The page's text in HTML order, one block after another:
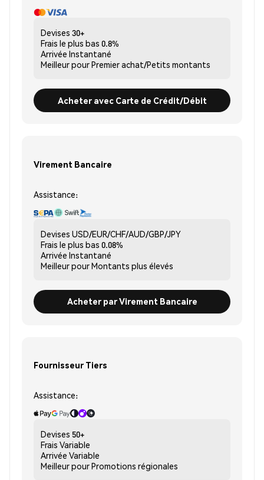
Devises 30+
Frais le plus bas 0.8%
Arrivée Instantané
Meilleur pourPremier achat/Petits montants
Acheter avec Carte de Crédit/Débit
Virement Bancaire
Assistance:
Devises USD/EUR/CHF/AUD/GBP/JPY
Frais le plus bas 0.08%
Arrivée Instantané
Meilleur pourMontants plus élevés
Acheter par Virement Bancaire
Fournisseur Tiers
Assistance:
Devises 50+
Frais Variable
Arrivée Variable
Meilleur pourPromotions régionales